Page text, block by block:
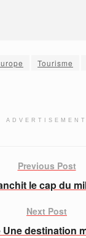
Tourisme
ADVERTISEMENT
Previous Post
le cap du
Next Post
Une destination